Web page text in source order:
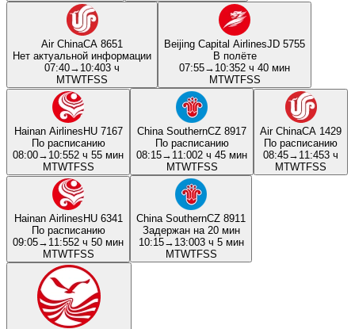
Air ChinaCA 8651
Нет актуальной информации
07:40→ 10:403 ч
MTWTFSS
Beijing Capital AirlinesJD 5755
В полёте
07:55→ 10:352 ч 40 мин
MTWTFSS
Hainan AirlinesHU 7167
По расписанию
08:00→ 10:552 ч 55 мин
MTWTFSS
China SouthernCZ 8917
По расписанию
08:15→ 11:002 ч 45 мин
MTWTFSS
Air ChinaCA 1429
По расписанию
08:45→ 11:453 ч
MTWTFSS
Hainan AirlinesHU 6341
По расписанию
09:05→ 11:552 ч 50 мин
MTWTFSS
China SouthernCZ 8911
Задержан на 20 мин
10:15→ 13:003 ч 5 мин
MTWTFSS